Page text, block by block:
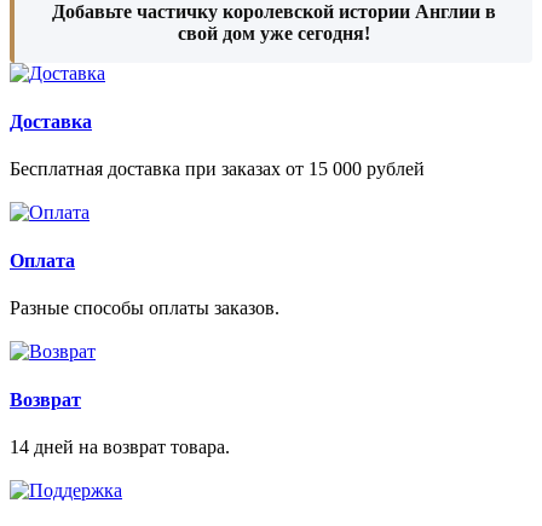
Добавьте частичку королевской истории Англии в
свой дом уже сегодня!
Доставка
Бесплатная доставка при заказах от 15 000 рублей
Оплата
Разные способы оплаты заказов.
Возврат
14 дней на возврат товара.